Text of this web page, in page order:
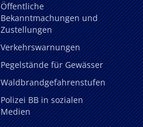
Öffentliche
Bekanntmachungen und
Zustellungen
Verkehrswarnungen
Pegelstände für Gewässer
Waldbrandgefahrenstufen
Polizei BB in sozialen
Medien